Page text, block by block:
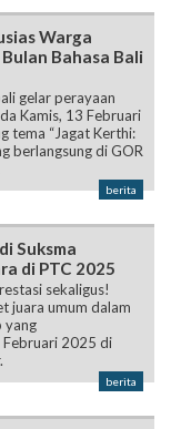
Warga
Bahasa Bali
gelar perayaan
Kamis, 13 Februari
tema “Jagat Kerthi:
berlangsung di GOR
berita
Suksma
di PTC 2025
sekaligus!
juara umum dalam
yang
Februari 2025 di
berita